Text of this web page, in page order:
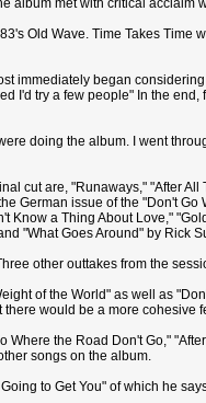
album met with critical acclaim
Old Wave. Time Takes Time
immediately began
I'd try a few people" In the
doing the album. I went
cut are, "Runaways," "After All
German issue of the "Don't
a Thing About Love,"
"What Goes Around" by Rick
other outtakes from the
of the World" as well as
would be a more cohesive
the Road Don't Go,"
songs on the album.
to Get You" of which he